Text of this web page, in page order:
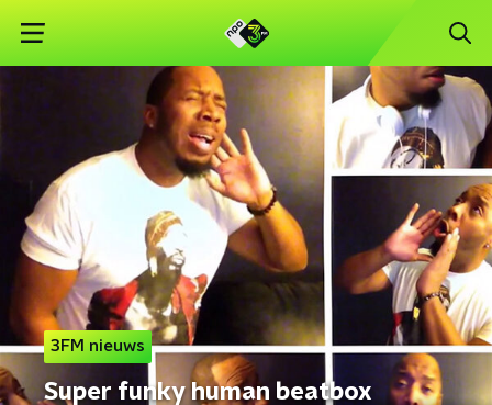
3FM nieuws
Super funky human beatbox